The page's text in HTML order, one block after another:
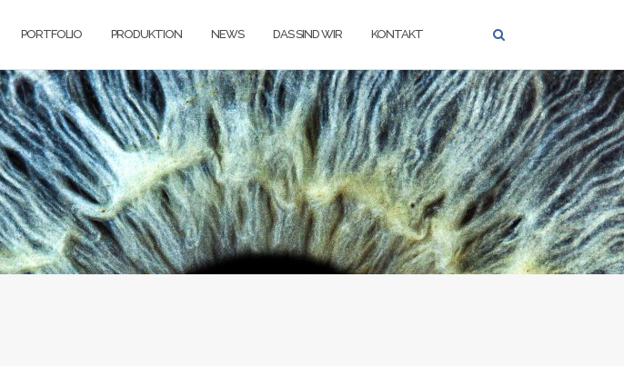
PORTFOLIO PRODUKTION NEWS DAS SIND WIR KONTAKT